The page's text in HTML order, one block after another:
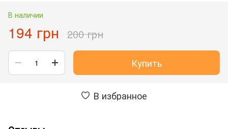
В наличии
194 грн 200 грн
Купить
В избранное